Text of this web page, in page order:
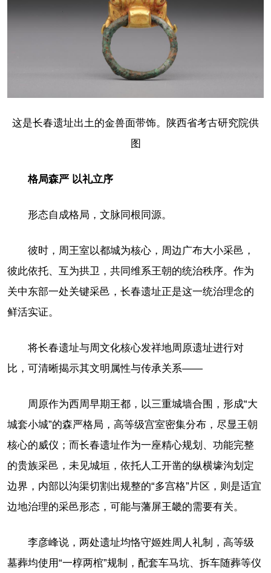
这是长春遗址出土的金兽面带饰。陕西省考古研究院供
图
格局森严 以礼立序
形态自成格局，文脉同根同源。
彼时，周王室以都城为核心，周边广布大小采邑，
彼此依托、互为拱卫，共同维系王朝的统治秩序。作为
关中东部一处关键采邑，长春遗址正是这一统治理念的
鲜活实证。
将长春遗址与周文化核心发祥地周原遗址进行对
比，可清晰揭示其文明属性与传承关系——
周原作为西周早期王都，以三重城墙合围，形成“大
城套小城”的森严格局，高等级宫室密集分布，尽显王朝
核心的威仪；而长春遗址作为一座精心规划、功能完整
的贵族采邑，未见城垣，依托人工开凿的纵横壕沟划定
边界，内部以沟渠切割出规整的“多宫格”片区，则是适宜
边地治理的采邑形态，可能与藩屏王畿的需要有关。
李彦峰说，两处遗址均恪守姬姓周人礼制，高等级
墓葬均使用“一椁两棺”规制，配套车马坑、拆车随葬等仪